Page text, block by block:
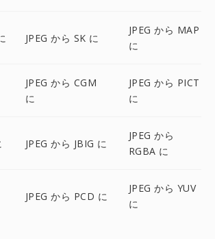
JPEG から SK に
JPEG から MAP
に
JPEG から CGM
に
JPEG から PICT
に
JPEG から JBIG に
JPEG から
RGBA に
JPEG から PCD に
JPEG から YUV
に